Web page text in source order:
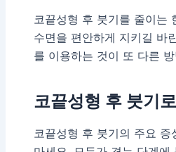
코끝성형 후 붓기를 줄이는
수면을 편안하게 지키길 바
를 이용하는 것이 또 다른
코끝성형 후 붓기
코끝성형 후 붓기의 주요